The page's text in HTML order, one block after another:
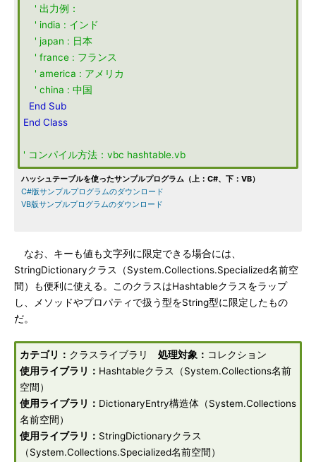
' 出力例：
' india : インド
' japan : 日本
' france : フランス
' america : アメリカ
' china : 中国
End Sub
End Class
' コンパイル方法：vbc hashtable.vb
ハッシュテーブルを使ったサンプルプログラム（上：C#、下：VB）
C#版サンプルプログラムのダウンロード
VB版サンプルプログラムのダウンロード
なお、キーも値も文字列に限定できる場合には、
StringDictionaryクラス（System.Collections.Specialized名前空
間）も便利に使える。このクラスはHashtableクラスをラップ
し、メソッドやプロパティで扱う型をString型に限定したもの
だ。
カテゴリ： クラスライブラリ 処理対象： コレクション
使用ライブラリ： Hashtableクラス（System.Collections名前
空間）
使用ライブラリ： DictionaryEntry構造体（System.Collections
名前空間）
使用ライブラリ： StringDictionaryクラス
（System.Collections.Specialized名前空間）